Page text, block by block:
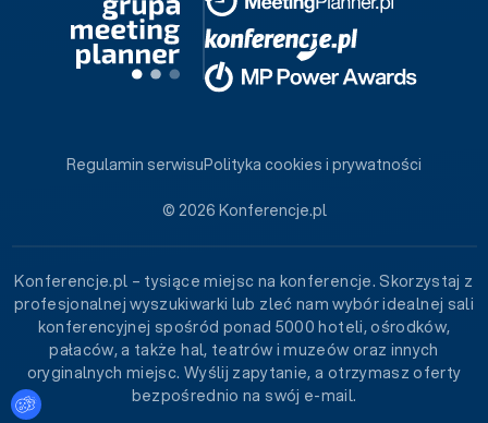
© 2026 Konferencje.pl
Regulamin serwisuPolityka cookies i prywatności
Konferencje.pl – tysiące miejsc na konferencje. Skorzystaj z
profesjonalnej wyszukiwarki lub zleć nam wybór idealnej sali
konferencyjnej spośród ponad 5000 hoteli, ośrodków,
pałaców, a także hal, teatrów i muzeów oraz innych
oryginalnych miejsc. Wyślij zapytanie, a otrzymasz oferty
bezpośrednio na swój e-mail.
Ustawienia plików cookies